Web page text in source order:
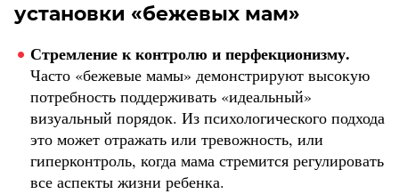
установки «бежевых мам»
Стремление к контролю и перфекционизму.
Часто «бежевые мамы» демонстрируют высокую
потребность поддерживать «идеальный»
визуальный порядок. Из психологического подхода
это может отражать или тревожность, или
гиперконтроль, когда мама стремится регулировать
все аспекты жизни ребенка.